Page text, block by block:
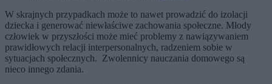
W skrajnych przypadkach może to nawet prowadzić do izolacji
dziecka i generować niewłaściwe zachowania społeczne. Młody
człowiek w przyszłości może mieć problemy z nawiązywaniem
prawidłowych relacji interpersonalnych, radzeniem sobie w
sytuacjach społecznych. Zwolennicy nauczania domowego są
nieco innego zdania.